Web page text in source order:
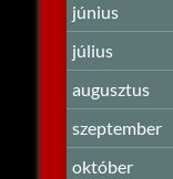
június
július
augusztus
szeptember
október